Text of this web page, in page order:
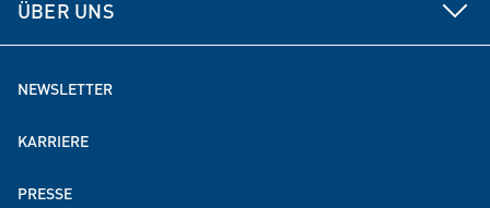
ÜBER UNS
NEWSLETTER
KARRIERE
PRESSE